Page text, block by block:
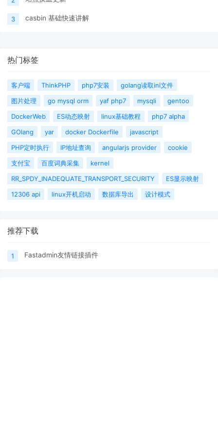
3 casbin 基础快速讲解
热门标签
客户端 ThinkPHP php7安装
golang读取ini文件
图片处理
go mysql orm yaf php7 mysqli
gentoo
DockerWeb
ES动态映射 linux基础教程
php7 alpha
GOlang
yar docker Dockerfile
javascript
PHP定时执行
IP地址查询 angularjs provider
cookie
支付宝
百度词典采集
kernel
RR_SPDY_INADEQUATE_TRANSPORT_SECURITY
ES显示映射
12306 api
linux开机启动 数据库导出 设计模式
推荐下载
1 Fastadmin友情链接插件